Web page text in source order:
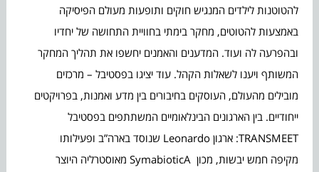
להטוטנות לילדים המנגיש חוקים ותופעות מעולם הפיסיקה
באמצעות להטוטים, מחקר בימתי בחוויית התחושה של יחדיו
ובהפרעה לה ועוד. המדענים והאמנים יחשפו את תהליך המחקר
המשותף ויענו לשאלות הקהל. עוד יציגו בפסטיבל – מרכזים
מובילים מהעולם, העוסקים בחיבורים בין מדע ואמנות, בפרויקטים
ייחודיים. בין הארגונים הבינלאומיים המשתתפים בפסטיבל
TRANSMEET: ארגון Leonardo שנוסד בארה”ב ופעילותו
מקיפה חמש יבשות, מכון SymabioticA מאוסטרליה היוצר